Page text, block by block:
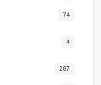
74
4
287